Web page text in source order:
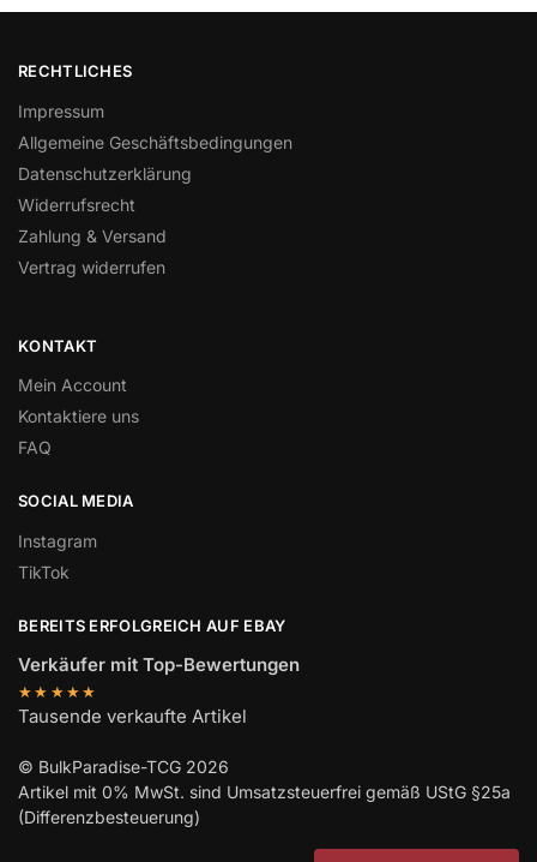
RECHTLICHES
Impressum
Allgemeine Geschäftsbedingungen
Datenschutzerklärung
Widerrufsrecht
Zahlung & Versand
Vertrag widerrufen
KONTAKT
Mein Account
Kontaktiere uns
FAQ
SOCIAL MEDIA
Instagram
TikTok
BEREITS ERFOLGREICH AUF EBAY
Verkäufer mit Top-Bewertungen
★★★★★
Tausende verkaufte Artikel
© BulkParadise-TCG 2026
Artikel mit 0% MwSt. sind Umsatzsteuerfrei gemäß UStG §25a
(Differenzbesteuerung)